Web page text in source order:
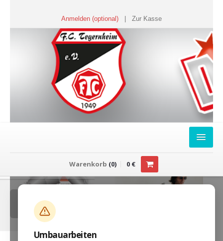
Anmelden (optional) Zur Kasse
FANSHOP
Sweater
T-Shirts
Hoodies
Warenkorb (0) 0€
Umbauarbeiten